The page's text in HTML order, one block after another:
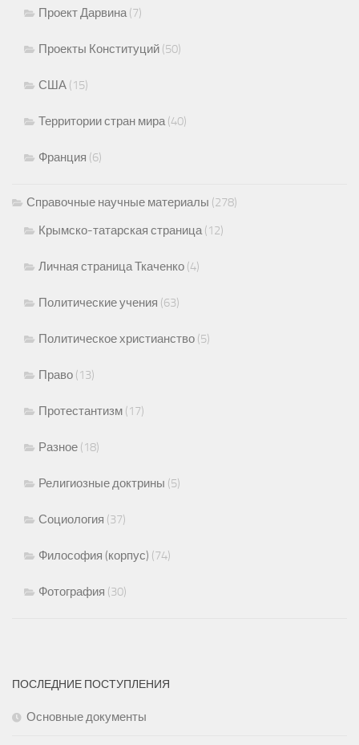
Проект Дарвина(7)
Проекты Конституций (50)
США (15)
Территории стран мира(40)
Франция (6)
Справочные научные материалы (278)
Крымско-татарская страница(12)
Личная страница Ткаченко (4)
Политические учения (63)
Политическое христианство (5)
Право (13)
Протестантизм (17)
Разное (18)
Религиозные доктрины (5)
Социология (37)
Философия (корпус) (74)
Фотография (30)
ПОСЛЕДНИЕ ПОСТУПЛЕНИЯ
Основные документы